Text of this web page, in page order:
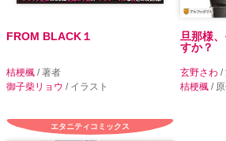
FROM BLACK１
桔梗楓 / 著者
御子柴リョウ / イラスト
旦那様
すか？
玄野さわ /
桔梗楓 /
エタニティコミックス